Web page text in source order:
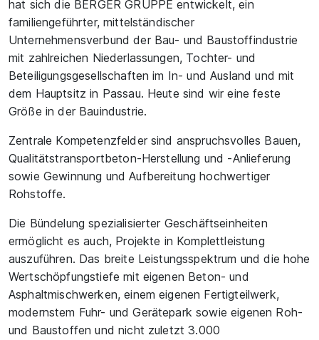
hat sich die BERGER GRUPPE entwickelt, ein
familiengeführter, mittelständischer
Unternehmensverbund der Bau- und Baustoffindustrie
mit zahlreichen Niederlassungen, Tochter- und
Beteiligungsgesellschaften im In- und Ausland und mit
dem Hauptsitz in Passau. Heute sind wir eine feste
Größe in der Bauindustrie.
Zentrale Kompetenzfelder sind anspruchsvolles Bauen,
Qualitätstransportbeton-Herstellung und -Anlieferung
sowie Gewinnung und Aufbereitung hochwertiger
Rohstoffe.
Die Bündelung spezialisierter Geschäftseinheiten
ermöglicht es auch, Projekte in Komplettleistung
auszuführen. Das breite Leistungsspektrum und die hohe
Wertschöpfungstiefe mit eigenen Beton- und
Asphaltmischwerken, einem eigenen Fertigteilwerk,
modernstem Fuhr- und Gerätepark sowie eigenen Roh-
und Baustoffen und nicht zuletzt 3.000